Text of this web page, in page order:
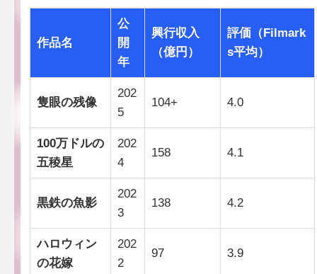
作品名
公
開
年
興行収入
（億円）
評価（Filmark
s平均）
隻眼の残像
202
5
104+ 4.0
100万ドルの
五稜星
202
4
158 4.1
黒鉄の魚影
202
3
138 4.2
ハロウィン
の花嫁
202
2
97 3.9